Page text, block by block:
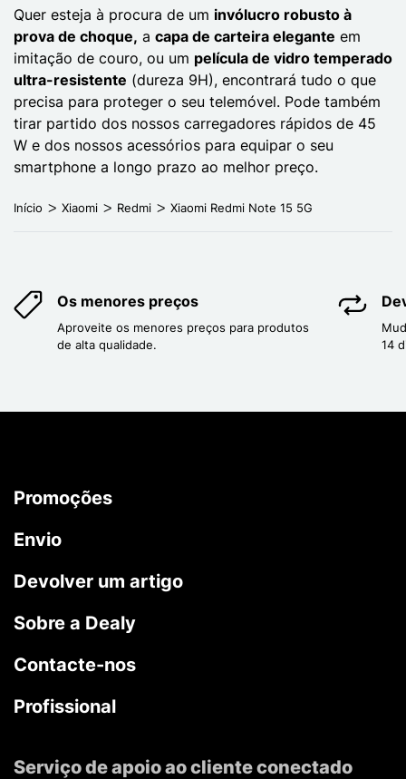
Quer esteja à procura de um invólucro robusto à
prova de choque, a capa de carteira elegante em
imitação de couro, ou um película de vidro temperado
ultra-resistente (dureza 9H), encontrará tudo o que
precisa para proteger o seu telemóvel. Pode também
tirar partido dos nossos carregadores rápidos de 45
W e dos nossos acessórios para equipar o seu
smartphone a longo prazo ao melhor preço.
Início Xiaomi Redmi Xiaomi Redmi Note 15 5G
Os menores preços
Aproveite os menores preços para produtos
de alta qualidade.
14
Promoções
Envio
Devolver um artigo
Sobre a Dealy
Contacte-nos
Profissional
Serviço de apoio ao cliente conectado